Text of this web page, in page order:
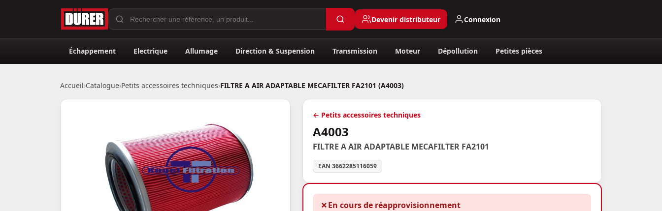
Devenir distributeur Connexion
Échappement Electrique Allumage Direction & Suspension Transmission Moteur Dépollution Petites pièces
Accueil›Catalogue›Petits accessoires techniques›FILTRE A AIR ADAPTABLE MECAFILTER FA2101 (A4003)
← Petits accessoires techniques
A4003
FILTRE A AIR ADAPTABLE MECAFILTER FA2101
EAN 3662285116059
✗En cours de réapprovisionnement